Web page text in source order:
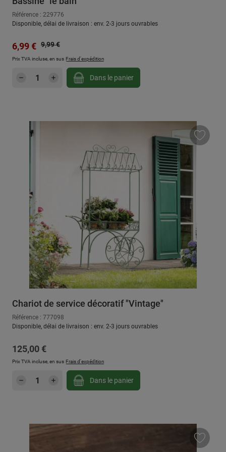
Référence : 229776
Disponible, délai de livraison : env. 2-3 jours ouvrables
Prix de vente :
6,99 € Prix régulier :
9,99 €
Prix TVA incluse, en sus Frais d'expédition
Quantité de produit : Entrez la quantité
Dans le panier
Chariot de service décoratif "Vintage"
Référence : 777098
Disponible, délai de livraison : env. 2-3 jours ouvrables
Prix régulier :
125,00 €
Prix TVA incluse, en sus Frais d'expédition
Quantité de produit : Entrez la quantité
Dans le panier